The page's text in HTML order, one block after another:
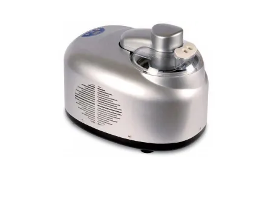
Lavastoviglie
Lavatrici
Asciugatrici
Piccoli
Elettrodomestici
Casalinghi
Applique
Plafoniere
Riscaldamento
Caminetti
Stufe
Radiatori